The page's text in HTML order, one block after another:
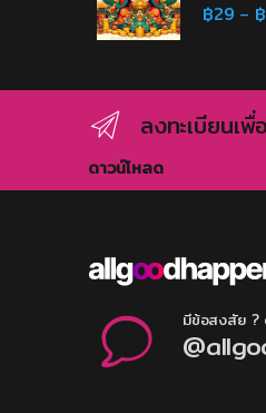
฿29 – ฿
ลงทะเบียนเ
ดาวน์โหลด
มีข้อสงสัย ?